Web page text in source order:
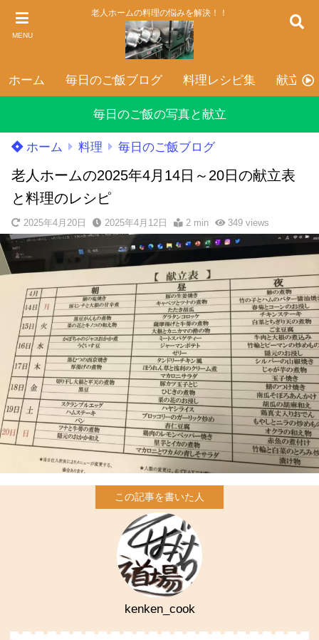
MENU
老人ホームの料理の悩みを解決！！
ホーム 毎日のご飯ブログ 料理レシピ集 献立表
毎日のご飯の写真と献立
ホーム 料理 毎日のご飯ブログ
老人ホームの2025年4月14日～20日の献立表
と料理のレシピ
2025年4月20日 2025年4月12日 2 min 349views
kenken_cook